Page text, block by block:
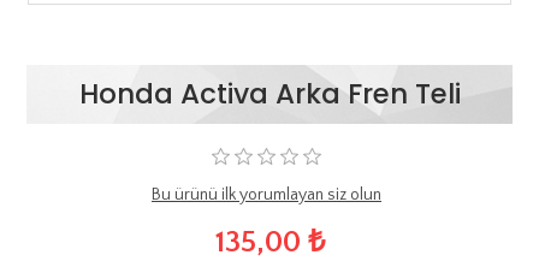
Honda Activa Arka Fren Teli
Bu ürünü ilk yorumlayan siz olun
135,00 ₺